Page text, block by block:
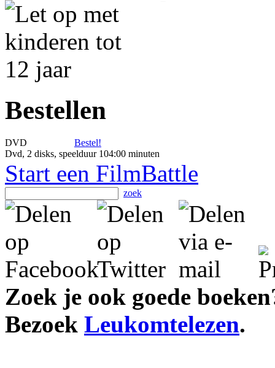
Bestellen
DVD
Bestel!
Dvd, 2 disks, speelduur 104:00 minuten
Start een FilmBattle
zoek
Zoek je ook goede
Bezoek Leukomtelezen.